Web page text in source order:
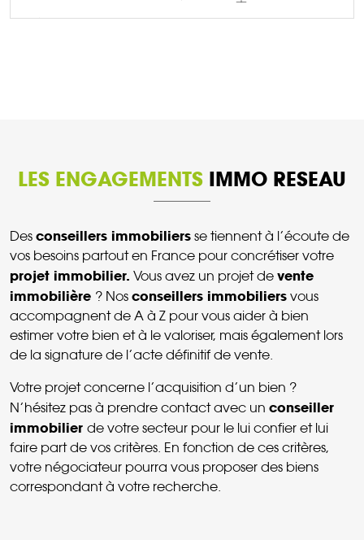
LES ENGAGEMENTS IMMO RESEAU
Des conseillers immobiliers se tiennent à l’écoute de
vos besoins partout en France pour concrétiser votre
projet immobilier. Vous avez un projet de vente
immobilière ? Nos conseillers immobiliers vous
accompagnent de A à Z pour vous aider à bien
estimer votre bien et à le valoriser, mais également lors
de la signature de l’acte définitif de vente.
Votre projet concerne l’acquisition d’un bien ?
N’hésitez pas à prendre contact avec un conseiller
immobilier de votre secteur pour le lui confier et lui
faire part de vos critères. En fonction de ces critères,
votre négociateur pourra vous proposer des biens
correspondant à votre recherche.